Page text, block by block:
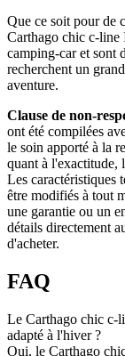
Que ce soit pour de
Carthago chic c-line
camping-car et sont
recherchent un
aventure.
Clause de non-
ont été compilées
le soin apporté à la
quant à l'exactitude,
Les caractéristiques
être modifiés à tout
une garantie ou un
détails directement
d'acheter.
FAQ
Le Carthago chic c-
adapté à l'hiver ?
Oui, le Carthago